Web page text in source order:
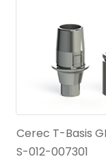
Cerec T-Basis
S-012-007301